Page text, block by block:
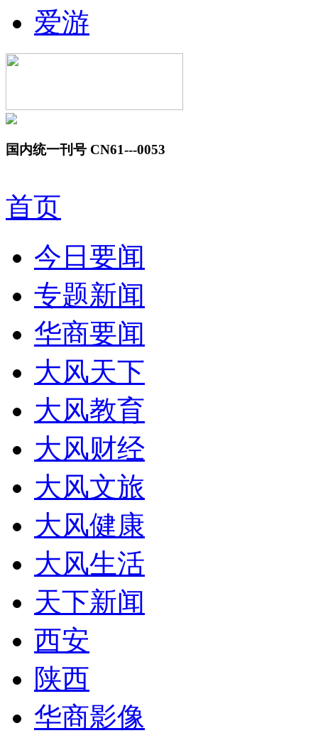
爱游
国内统一刊号 CN61---0053
首页
今日要闻
专题新闻
华商要闻
大风天下
大风教育
大风财经
大风文旅
大风健康
大风生活
天下新闻
西安
陕西
华商影像